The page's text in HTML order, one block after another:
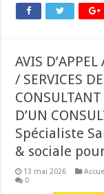
AVIS
/ SERVICES
D’UN
Spécialiste
& sociale
13 mai 2026
0